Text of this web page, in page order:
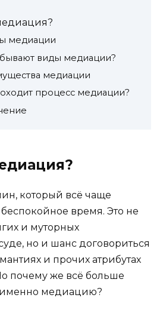
медиации
виды медиации?
медиации
процесс медиации?
который всё чаще
время. Это не
и муторных
но и шанс договориться
и прочих атрибутах
почему же всё больше
медиацию?